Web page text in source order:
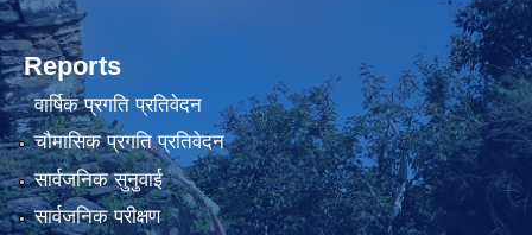
Reports
वार्षिक प्रगति प्रतिवेदन
चौमासिक प्रगति प्रतिवेदन
सार्वजनिक सुनुवाई
सार्वजनिक परीक्षण